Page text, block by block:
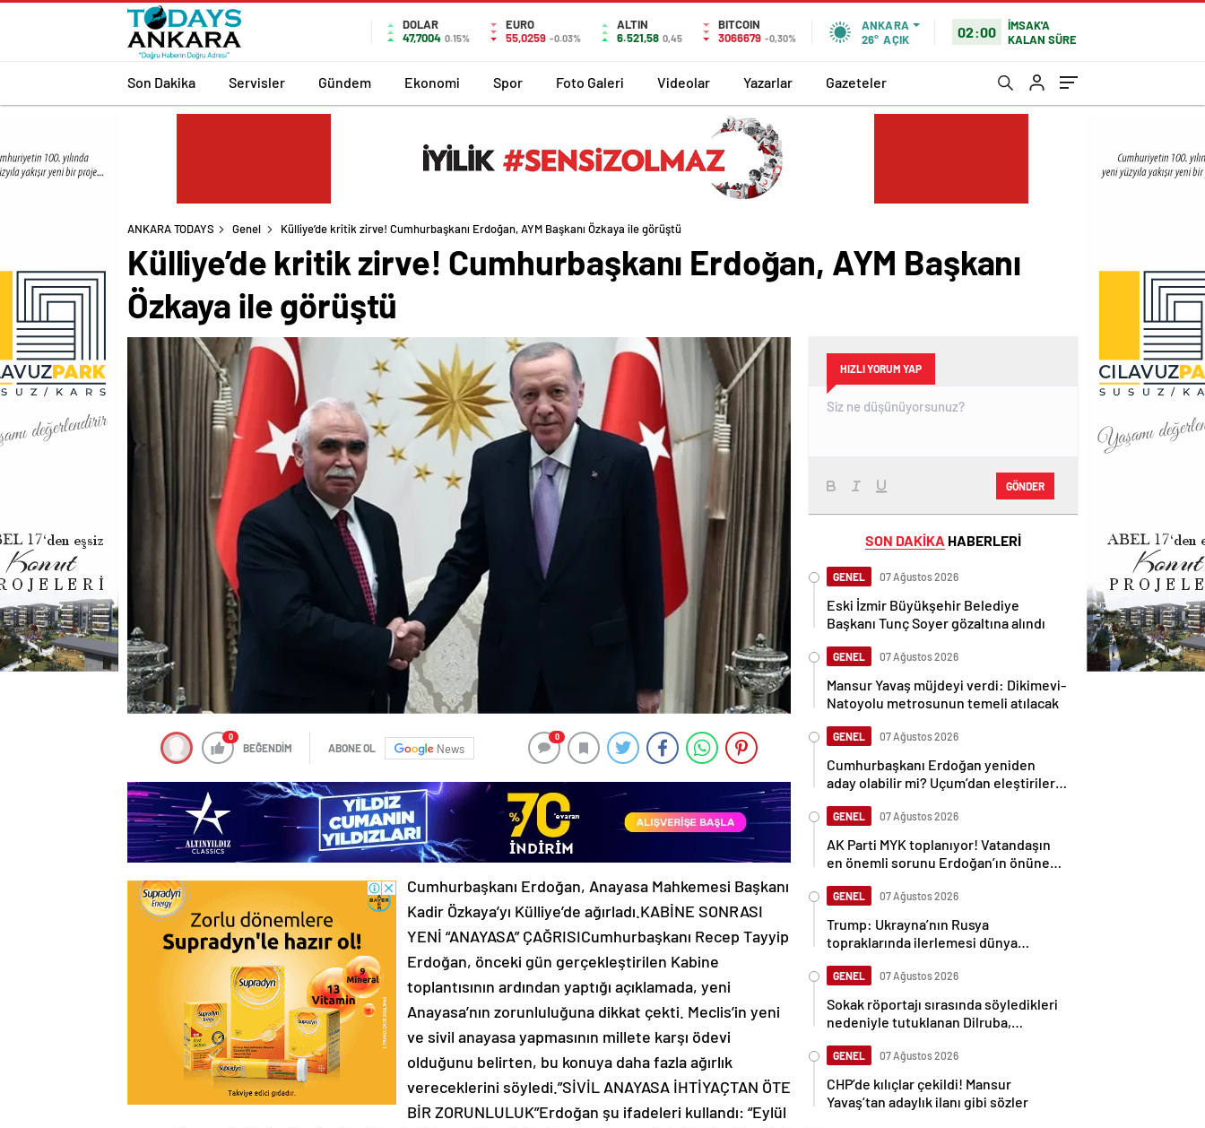
DOLAR
47,7004 0.15%
EURO
55,0259 -0.03%
ALTIN
6.521,58 0,45
BITCOIN
3066679 -0,30%
ANKARA
26° AÇIK 02:00
İMSAK'A
KALAN SÜRE
Son Dakika Servisler Gündem Ekonomi Spor Foto Galeri Videolar Yazarlar Gazeteler
ANKARA TODAYS Genel Külliye’de kritik zirve! Cumhurbaşkanı Erdoğan, AYM Başkanı Özkaya ile görüştü
Külliye’de kritik zirve! Cumhurbaşkanı Erdoğan, AYM Başkanı
Özkaya ile görüştü
0
BEĞENDİM ABONE OL News
0
Cumhurbaşkanı Erdoğan, Anayasa Mahkemesi Başkanı
Kadir Özkaya’yı Külliye’de ağırladı.KABİNE SONRASI
YENİ “ANAYASA” ÇAĞRISICumhurbaşkanı Recep Tayyip
Erdoğan, önceki gün gerçekleştirilen Kabine
toplantısının ardından yaptığı açıklamada, yeni
Anayasa’nın zorunluluğuna dikkat çekti. Meclis’in yeni
ve sivil anayasa yapmasının millete karşı ödevi
olduğunu belirten, bu konuya daha fazla ağırlık
vereceklerini söyledi.”SİVİL ANAYASA İHTİYAÇTAN ÖTE
BİR ZORUNLULUK”Erdoğan şu ifadeleri kullandı: “Eylül
HIZLI YORUM YAP
GÖNDER
SON DAKİKA HABERLERİ
GENEL 07 Ağustos 2026
Eski İzmir Büyükşehir Belediye
Başkanı Tunç Soyer gözaltına alındı
GENEL 07 Ağustos 2026
Mansur Yavaş müjdeyi verdi: Dikimevi-
Natoyolu metrosunun temeli atılacak
GENEL 07 Ağustos 2026
Cumhurbaşkanı Erdoğan yeniden
aday olabilir mi? Uçum’dan eleştirilere
GENEL 07 Ağustos 2026
AK Parti MYK toplanıyor! Vatandaşın
en önemli sorunu Erdoğan’ın önüne
GENEL 07 Ağustos 2026
Trump: Ukrayna’nın Rusya
topraklarında ilerlemesi dünya
GENEL 07 Ağustos 2026
Sokak röportajı sırasında söyledikleri
nedeniyle tutuklanan Dilruba,
GENEL 07 Ağustos 2026
CHP’de kılıçlar çekildi! Mansur
Yavaş’tan adaylık ilanı gibi sözler